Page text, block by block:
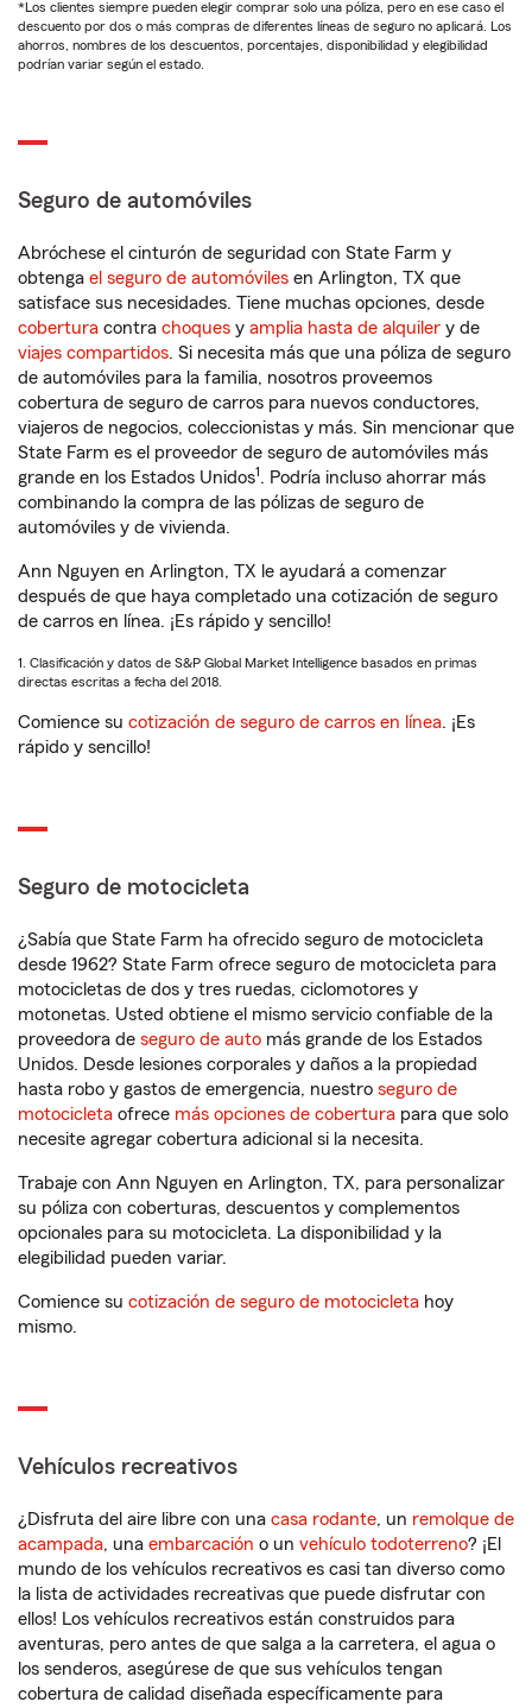
*Los clientes siempre pueden elegir comprar solo una póliza, pero en ese caso el
descuento por dos o más compras de diferentes líneas de seguro no aplicará. Los
ahorros, nombres de los descuentos, porcentajes, disponibilidad y elegibilidad
podrían variar según el estado.
Seguro de automóviles
Abróchese el cinturón de seguridad con State Farm y
obtenga el seguro de automóviles en Arlington, TX que
satisface sus necesidades. Tiene muchas opciones, desde
cobertura contra choques y amplia hasta de alquiler y de
viajes compartidos. Si necesita más que una póliza de seguro
de automóviles para la familia, nosotros proveemos
cobertura de seguro de carros para nuevos conductores,
viajeros de negocios, coleccionistas y más. Sin mencionar que
State Farm es el proveedor de seguro de automóviles más
grande en los Estados Unidos1 . Podría incluso ahorrar más
combinando la compra de las pólizas de seguro de
automóviles y de vivienda.
Ann Nguyen en Arlington, TX le ayudará a comenzar
después de que haya completado una cotización de seguro
de carros en línea. ¡Es rápido y sencillo!
1. Clasificación y datos de S&P Global Market Intelligence basados en primas
directas escritas a fecha del 2018.
Comience su cotización de seguro de carros en línea. ¡Es
rápido y sencillo!
Seguro de motocicleta
¿Sabía que State Farm ha ofrecido seguro de motocicleta
desde 1962? State Farm ofrece seguro de motocicleta para
motocicletas de dos y tres ruedas, ciclomotores y
motonetas. Usted obtiene el mismo servicio confiable de la
proveedora de seguro de auto más grande de los Estados
Unidos. Desde lesiones corporales y daños a la propiedad
hasta robo y gastos de emergencia, nuestro seguro de
motocicleta ofrece más opciones de cobertura para que solo
necesite agregar cobertura adicional si la necesita.
Trabaje con Ann Nguyen en Arlington, TX, para personalizar
su póliza con coberturas, descuentos y complementos
opcionales para su motocicleta. La disponibilidad y la
elegibilidad pueden variar.
Comience su cotización de seguro de motocicleta hoy
mismo.
Vehículos recreativos
¿Disfruta del aire libre con una casa rodante, un remolque de
acampada, una embarcación o un vehículo todoterreno? ¡El
mundo de los vehículos recreativos es casi tan diverso como
la lista de actividades recreativas que puede disfrutar con
ellos! Los vehículos recreativos están construidos para
aventuras, pero antes de que salga a la carretera, el agua o
los senderos, asegúrese de que sus vehículos tengan
cobertura de calidad diseñada específicamente para